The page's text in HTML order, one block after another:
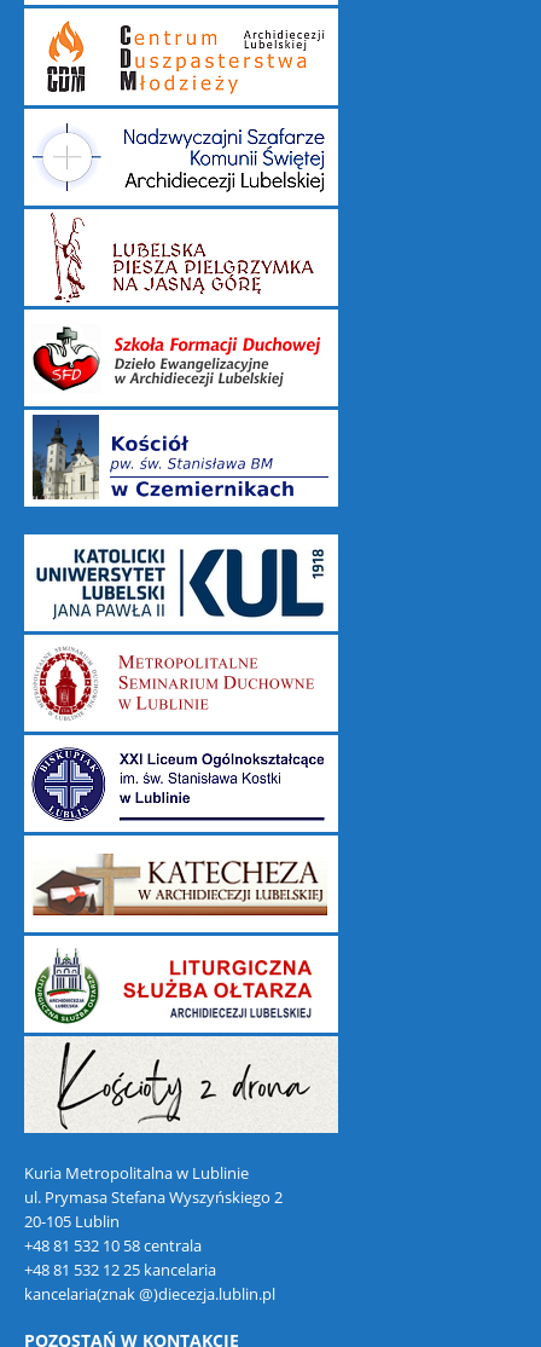
Kuria Metropolitalna w Lublinie
ul. Prymasa Stefana Wyszyńskiego 2
20-105 Lublin
+48 81 532 10 58 centrala
+48 81 532 12 25 kancelaria
kancelaria(znak @)diecezja.lublin.pl
POZOSTAŃ W KONTAKCIE